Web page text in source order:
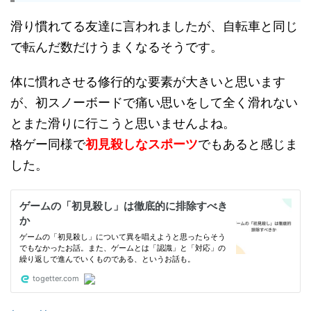
滑り慣れてる友達に言われましたが、自転車と同じ
で転んだ数だけうまくなるそうです。
体に慣れさせる修行的な要素が大きいと思います
が、初スノーボードで痛い思いをして全く滑れない
とまた滑りに行こうと思いませんよね。
格ゲー同様で初見殺しなスポーツでもあると感じま
した。